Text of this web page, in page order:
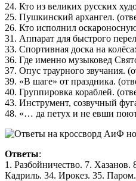
24. Кто из великих русских
25. Пушкинский архангел.
26. Кто исполнил
31. Аппарат для быстрого
33. Спортивная доска на
36. Где именно музыковед
37. Опус траурного звучания.
39. «В шаге» от праздника.
40. Группировка кораблей.
43. Инструмент, созвучный
48. «… да петух и не евши
Ответы:
1. Разбойничество. 7.
Кадриль. 34. Ирокез. 35.